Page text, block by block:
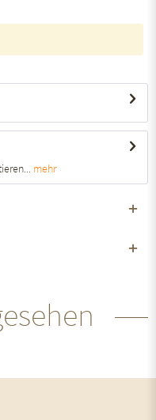
mehr